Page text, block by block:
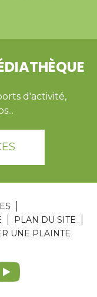
d'activité,
PLAN DU SITE
UNE PLAINTE